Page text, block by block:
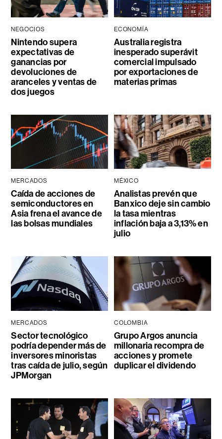
NEGOCIOS
Nintendo supera
expectativas de
ganancias por
devoluciones de
aranceles y ventas de
dos juegos
ECONOMÍA
Australia registra
inesperado superávit
comercial impulsado
por exportaciones de
materias primas
MERCADOS
Caída de acciones de
semiconductores en
Asia frena el avance de
las bolsas mundiales
MÉXICO
Analistas prevén que
Banxico deje sin cambio
la tasa mientras
inflación baja a 3,13% en
julio
MERCADOS
Sector tecnológico
podría depender más de
inversores minoristas
tras caída de julio, según
JPMorgan
COLOMBIA
Grupo Argos anuncia
millonaria recompra de
acciones y promete
duplicar el dividendo